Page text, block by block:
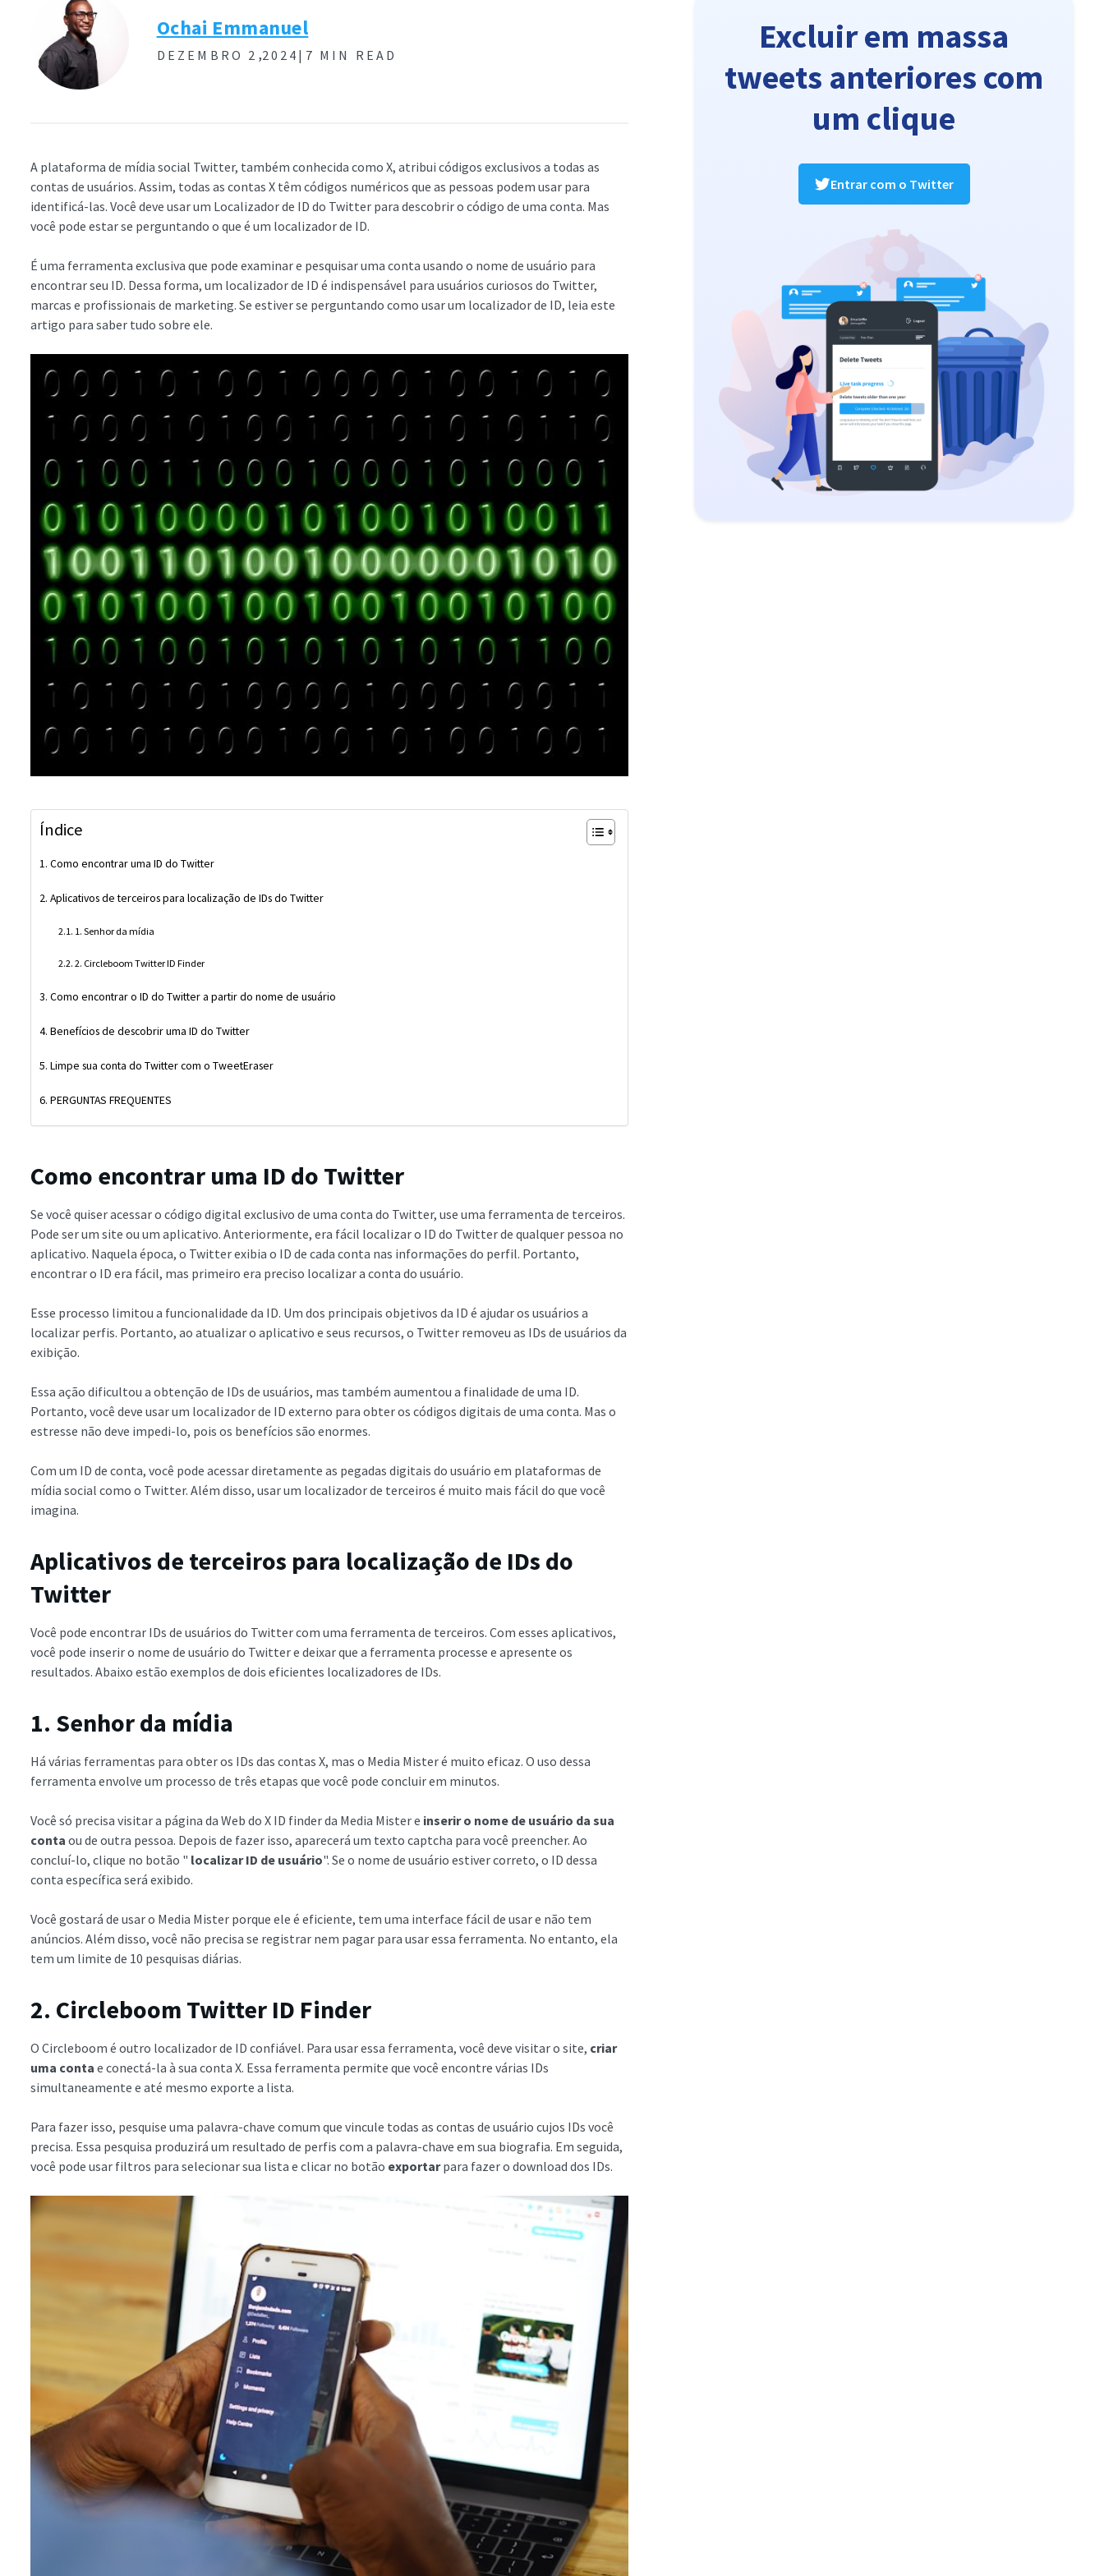
Ochai Emmanuel
DEZEMBRO 2 ,2024| 7 MIN READ
A plataforma de mídia social Twitter, também conhecida como X, atribui códigos exclusivos a todas as
contas de usuários. Assim, todas as contas X têm códigos numéricos que as pessoas podem usar para
identificá-las. Você deve usar um Localizador de ID do Twitter para descobrir o código de uma conta. Mas
você pode estar se perguntando o que é um localizador de ID.
É uma ferramenta exclusiva que pode examinar e pesquisar uma conta usando o nome de usuário para
encontrar seu ID. Dessa forma, um localizador de ID é indispensável para usuários curiosos do Twitter,
marcas e profissionais de marketing. Se estiver se perguntando como usar um localizador de ID, leia este
artigo para saber tudo sobre ele.
Índice
Como encontrar uma ID do Twitter
Aplicativos de terceiros para localização de IDs do Twitter
1. Senhor da mídia
2. Circleboom Twitter ID Finder
Como encontrar o ID do Twitter a partir do nome de usuário
Benefícios de descobrir uma ID do Twitter
Limpe sua conta do Twitter com o TweetEraser
PERGUNTAS FREQUENTES
Como encontrar uma ID do Twitter
Se você quiser acessar o código digital exclusivo de uma conta do Twitter, use uma ferramenta de terceiros.
Pode ser um site ou um aplicativo. Anteriormente, era fácil localizar o ID do Twitter de qualquer pessoa no
aplicativo. Naquela época, o Twitter exibia o ID de cada conta nas informações do perfil. Portanto,
encontrar o ID era fácil, mas primeiro era preciso localizar a conta do usuário.
Esse processo limitou a funcionalidade da ID. Um dos principais objetivos da ID é ajudar os usuários a
localizar perfis. Portanto, ao atualizar o aplicativo e seus recursos, o Twitter removeu as IDs de usuários da
exibição.
Essa ação dificultou a obtenção de IDs de usuários, mas também aumentou a finalidade de uma ID.
Portanto, você deve usar um localizador de ID externo para obter os códigos digitais de uma conta. Mas o
estresse não deve impedi-lo, pois os benefícios são enormes.
Com um ID de conta, você pode acessar diretamente as pegadas digitais do usuário em plataformas de
mídia social como o Twitter. Além disso, usar um localizador de terceiros é muito mais fácil do que você
imagina.
Aplicativos de terceiros para localização de IDs do
Twitter
Você pode encontrar IDs de usuários do Twitter com uma ferramenta de terceiros. Com esses aplicativos,
você pode inserir o nome de usuário do Twitter e deixar que a ferramenta processe e apresente os
resultados. Abaixo estão exemplos de dois eficientes localizadores de IDs.
1. Senhor da mídia
Há várias ferramentas para obter os IDs das contas X, mas o Media Mister é muito eficaz. O uso dessa
ferramenta envolve um processo de três etapas que você pode concluir em minutos.
Você só precisa visitar a página da Web do X ID finder da Media Mister e inserir o nome de usuário da sua
conta ou de outra pessoa. Depois de fazer isso, aparecerá um texto captcha para você preencher. Ao
concluí-lo, clique no botão " localizar ID de usuário". Se o nome de usuário estiver correto, o ID dessa
conta específica será exibido.
Você gostará de usar o Media Mister porque ele é eficiente, tem uma interface fácil de usar e não tem
anúncios. Além disso, você não precisa se registrar nem pagar para usar essa ferramenta. No entanto, ela
tem um limite de 10 pesquisas diárias.
2. Circleboom Twitter ID Finder
O Circleboom é outro localizador de ID confiável. Para usar essa ferramenta, você deve visitar o site, criar
uma conta e conectá-la à sua conta X. Essa ferramenta permite que você encontre várias IDs
simultaneamente e até mesmo exporte a lista.
Para fazer isso, pesquise uma palavra-chave comum que vincule todas as contas de usuário cujos IDs você
precisa. Essa pesquisa produzirá um resultado de perfis com a palavra-chave em sua biografia. Em seguida,
você pode usar filtros para selecionar sua lista e clicar no botão exportarpara fazer o download dos IDs.
Excluir em massa
tweets anteriores com
um clique
Entrar com o Twitter